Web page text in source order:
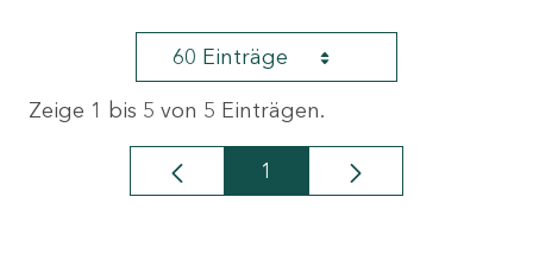
60 Einträge
Zeige 1 bis 5 von 5 Einträgen.
Seite
1